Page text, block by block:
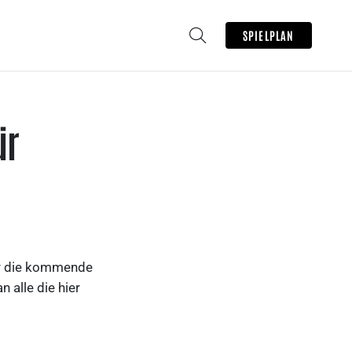
SPIELPLAN
die kommende
alle die hier